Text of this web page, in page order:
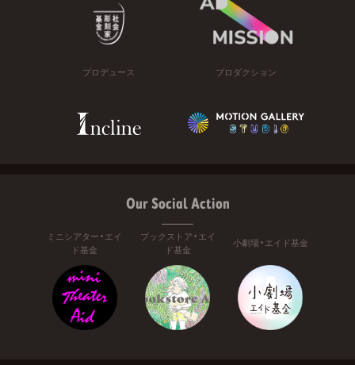
プロデュース プロダクション
Our Social Action
ミニシアター・エイ
ド基金
ブックストア・エイ
ド基金
小劇場・エイド基金